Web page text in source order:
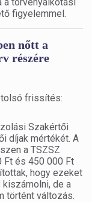
figyelemmel.
nőtt a
részére
frissítés:
Szakértői
díjak mértékét. A
a TSZSZ
Ft és 450 000 Ft
hogy ezeket
de a
történt változás.